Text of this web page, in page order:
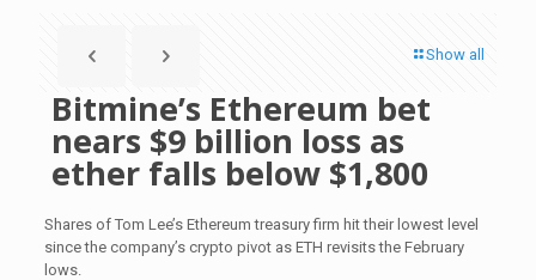
Show all
Bitmine’s Ethereum bet
nears $9 billion loss as
ether falls below $1,800
Shares of Tom Lee’s Ethereum treasury firm hit their lowest level
since the company’s crypto pivot as ETH revisits the February
lows.